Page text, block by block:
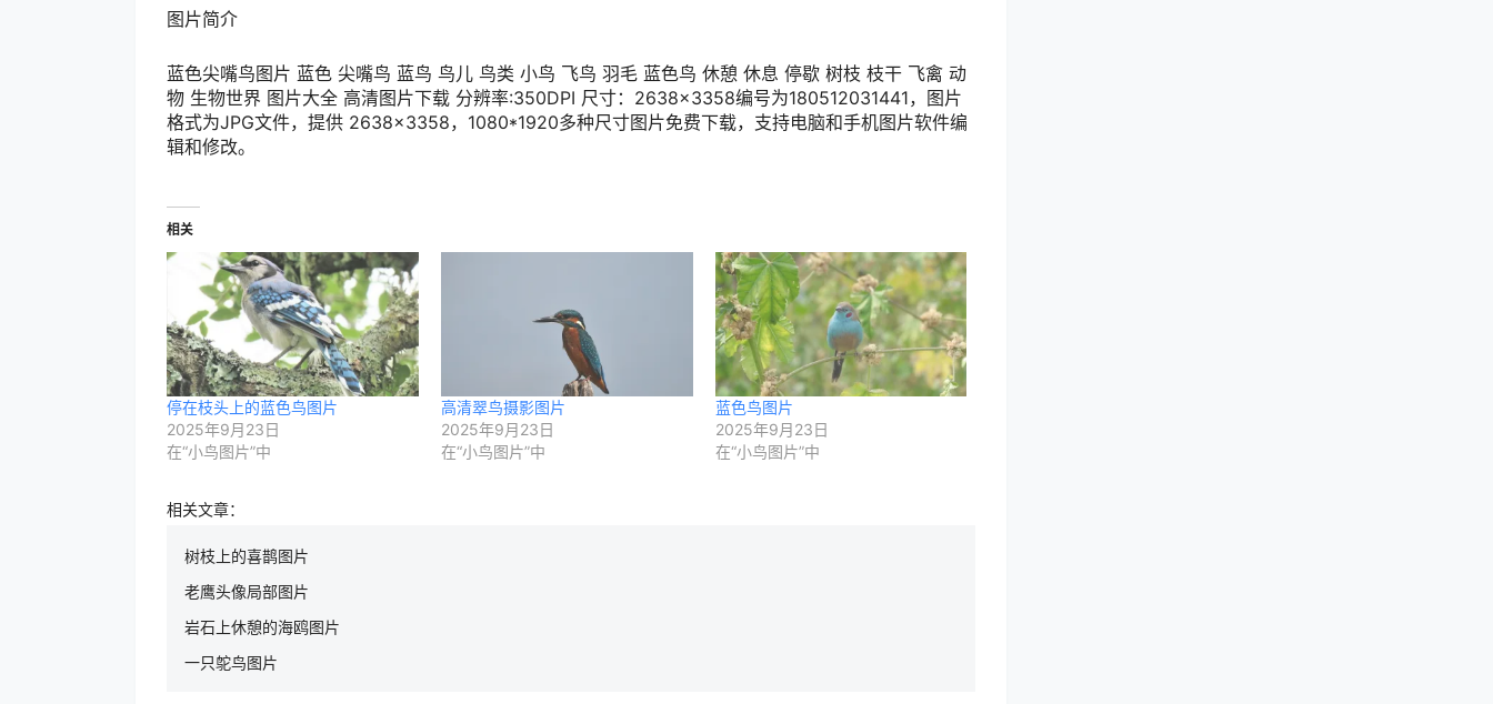
图片简介
蓝色尖嘴鸟图片 蓝色 尖嘴鸟 蓝鸟 鸟儿 鸟类 小鸟 飞鸟 羽毛 蓝色鸟 休憩 休息 停歇 树枝 枝干 飞禽 动
物 生物世界 图片大全 高清图片下载 分辨率:350DPI 尺寸：2638×3358编号为180512031441，图片
格式为JPG文件，提供 2638×3358，1080*1920多种尺寸图片免费下载，支持电脑和手机图片软件编
辑和修改。
相关
停在枝头上的蓝色鸟图片
2025年9月23日
在“小鸟图片”中
高清翠鸟摄影图片
2025年9月23日
在“小鸟图片”中
蓝色鸟图片
2025年9月23日
在“小鸟图片”中
相关文章：
树枝上的喜鹊图片
老鹰头像局部图片
岩石上休憩的海鸥图片
一只鸵鸟图片